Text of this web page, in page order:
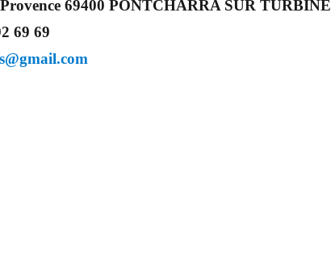
69400 PONTCHARRA SUR TURBINE
69 69